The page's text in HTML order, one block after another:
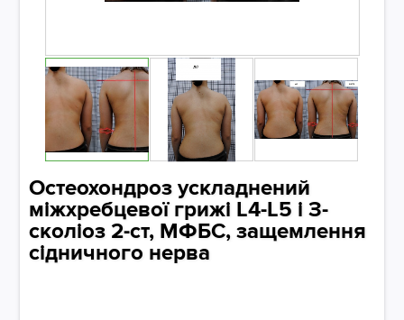
Остеохондроз ускладнений
міжхребцевої грижі L4-L5 і З-
сколіоз 2-ст, МФБС, защемлення
сідничного нерва